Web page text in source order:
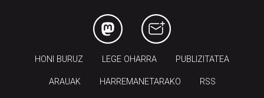
HONI BURUZ LEGE OHARRA PUBLIZITATEA
ARAUAK HARREMANETARAKO RSS